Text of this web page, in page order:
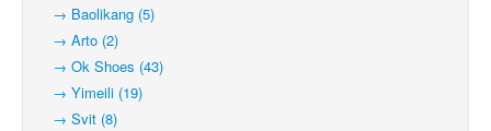
→ Baolikang (5)
→ Arto (2)
→ Ok Shoes (43)
→ Yimeili (19)
→ Svit (8)